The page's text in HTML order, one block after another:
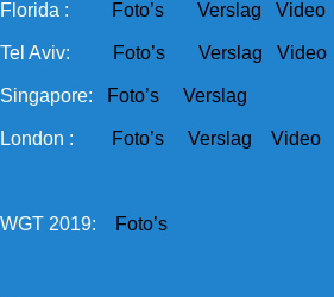
Florida : Foto’s Verslag Video
Tel Aviv: Foto’s Verslag Video
Singapore: Foto’s Verslag
London : Foto’s Verslag Video
WGT 2019: Foto’s